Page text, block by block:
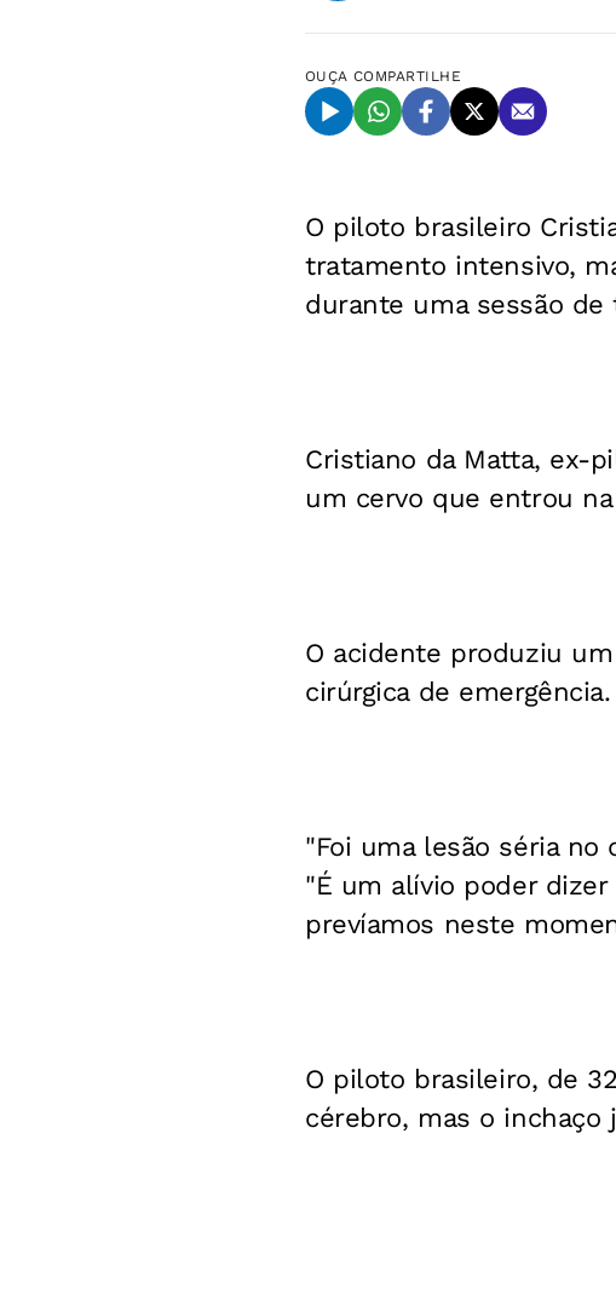
OUÇA COMPARTILHE
O piloto brasileiro
tratamento intensivo,
durante uma sessão de
Cristiano da Matta, ex-
um cervo que entrou
O acidente produziu
cirúrgica de emergência.
"Foi uma lesão séria no
"É um alívio poder
prevíamos neste
O piloto brasileiro, de
cérebro, mas o inchaço